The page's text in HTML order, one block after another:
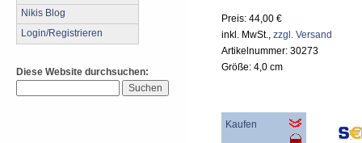
Nikis Blog
Login/Registrieren
Diese Website durchsuchen:
Preis: 44,00 €
inkl. MwSt., zzgl. Versand
Artikelnummer: 30273
Größe: 4,0 cm
Kaufen